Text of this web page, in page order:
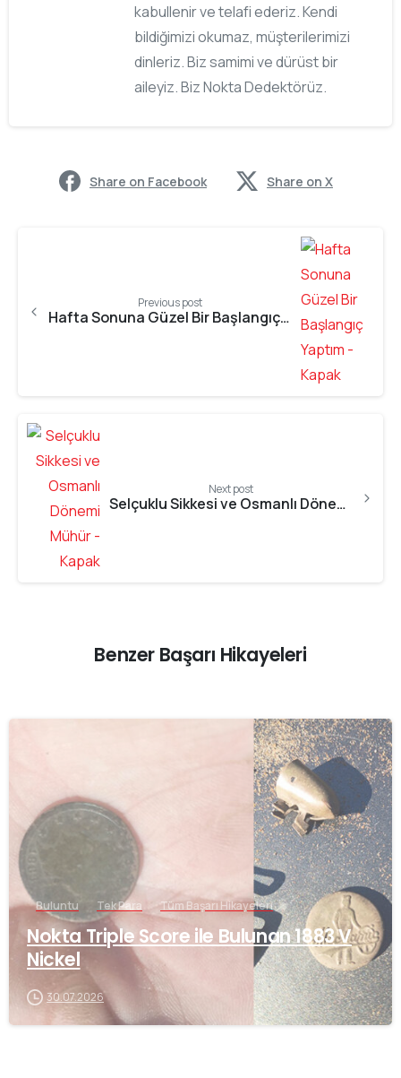
kabullenir ve telafi ederiz. Kendi
bildiğimizi okumaz, müşterilerimizi
dinleriz. Biz samimi ve dürüst bir
aileyiz. Biz Nokta Dedektörüz.
Share on Facebook Share on X
Previous post
Hafta Sonuna Güzel Bir Başlangıç Yaptım
Next post
Selçuklu Sikkesi ve Osmanlı Dönemi Mühür
Benzer Başarı Hikayeleri
-
Buluntu Tek Para Tüm Başarı Hikayeleri
Nokta Triple Score ile Bulunan 1883 V
Nickel
30.07.2026